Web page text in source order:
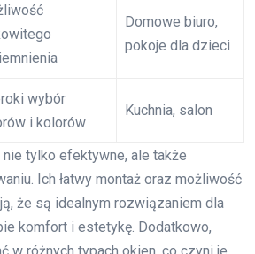
Domowe biuro,
pokoje dla dzieci
wybór
i kolorów
Kuchnia, salon
tylko efektywne, ale także
Ich łatwy montaż oraz możliwość
że są idealnym rozwiązaniem dla
komfort i estetykę. Dodatkowo,